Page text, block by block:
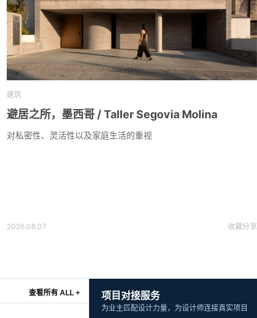
建筑
避居之所，墨西哥 / Taller Segovia Molina
对私密性、灵活性以及家庭生活的重视
2026.08.07 收藏分享
查看所有 ALL + 项目对接服务
为业主匹配设计力量，为设计师连接真实项目